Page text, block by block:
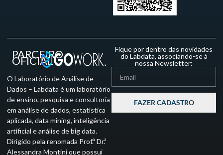
PARCEIRO
OFICIAL
O Laboratório de Análise de
Dados – Labdata é um laboratório
de ensino, pesquisa e consultoria
em análise de dados, estatística
aplicada, data mining, inteligência
artificial e análise de big data.
Dirigido pela renomada Prof.ª Dr.ª
Alessandra Montini que possui
Fique por dentro das novidades
do Labdata, associando-se à
nossa Newsletter:
FAZER CADASTRO